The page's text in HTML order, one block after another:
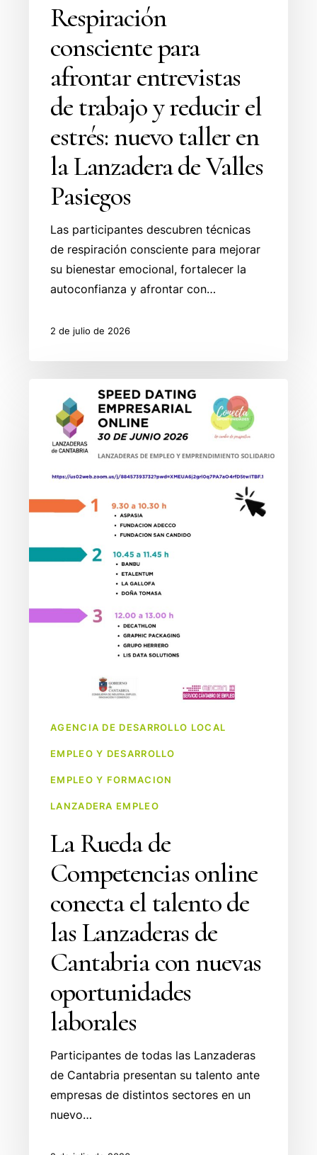
Valles
Pasiegos
Respiración
consciente para
afrontar entrevistas
de trabajo y reducir el
estrés: nuevo taller en
la Lanzadera de Valles
Pasiegos
Las participantes descubren técnicas
de respiración consciente para mejorar
su bienestar emocional, fortalecer la
autoconfianza y afrontar con…
2 de julio de 2026
Rueda
Competencias
de
las
de
Cantabria
oportunidades
AGENCIA DE DESARROLLO LOCAL
EMPLEO Y DESARROLLO
EMPLEO Y FORMACION
LANZADERA EMPLEO
La Rueda de
Competencias online
conecta el talento de
las Lanzaderas de
Cantabria con nuevas
oportunidades
laborales
Participantes de todas las Lanzaderas
de Cantabria presentan su talento ante
empresas de distintos sectores en un
nuevo…